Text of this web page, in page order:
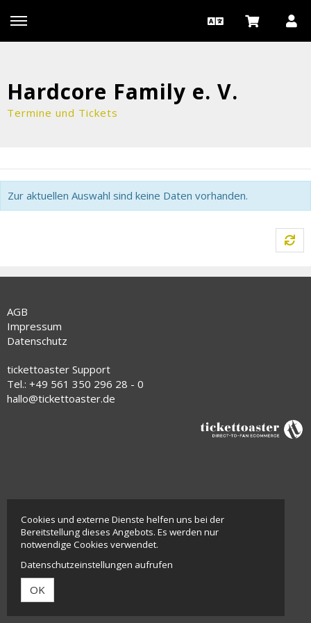
Hardcore Family e. V.
Termine und Tickets
Zur aktuellen Auswahl sind keine Daten vorhanden.
AGB
Impressum
Datenschutz
tickettoaster Support
Tel.: +49 561 350 296 28 - 0
hallo@tickettoaster.de
Cookies und externe Dienste helfen uns bei der
Bereitstellung dieses Angebots. Es werden nur
notwendige Cookies verwendet.
Datenschutzeinstellungen aufrufen
OK